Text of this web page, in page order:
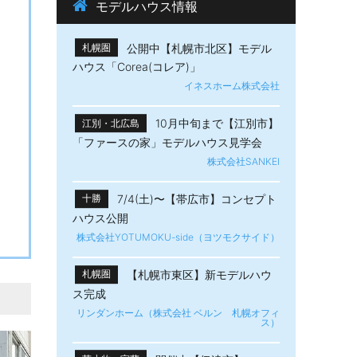
モデルハウス情報
札幌圏
公開中【札幌市北区】モデル
ハウス「Corea(コレア)」
イネスホーム株式会社
江別・北広島
10月中旬まで【江別市】
「ファースの家」モデルハウス見学会
株式会社SANKEI
十勝
7/4(土)〜【帯広市】​コンセプト
ハウス公開
株式会社YOTUMOKU-side（ヨツモクサイド）
札幌圏
【札幌市東区】新モデルハウ
ス完成
リンダンホーム（株式会社 ベルン 札幌オフィ
ス）